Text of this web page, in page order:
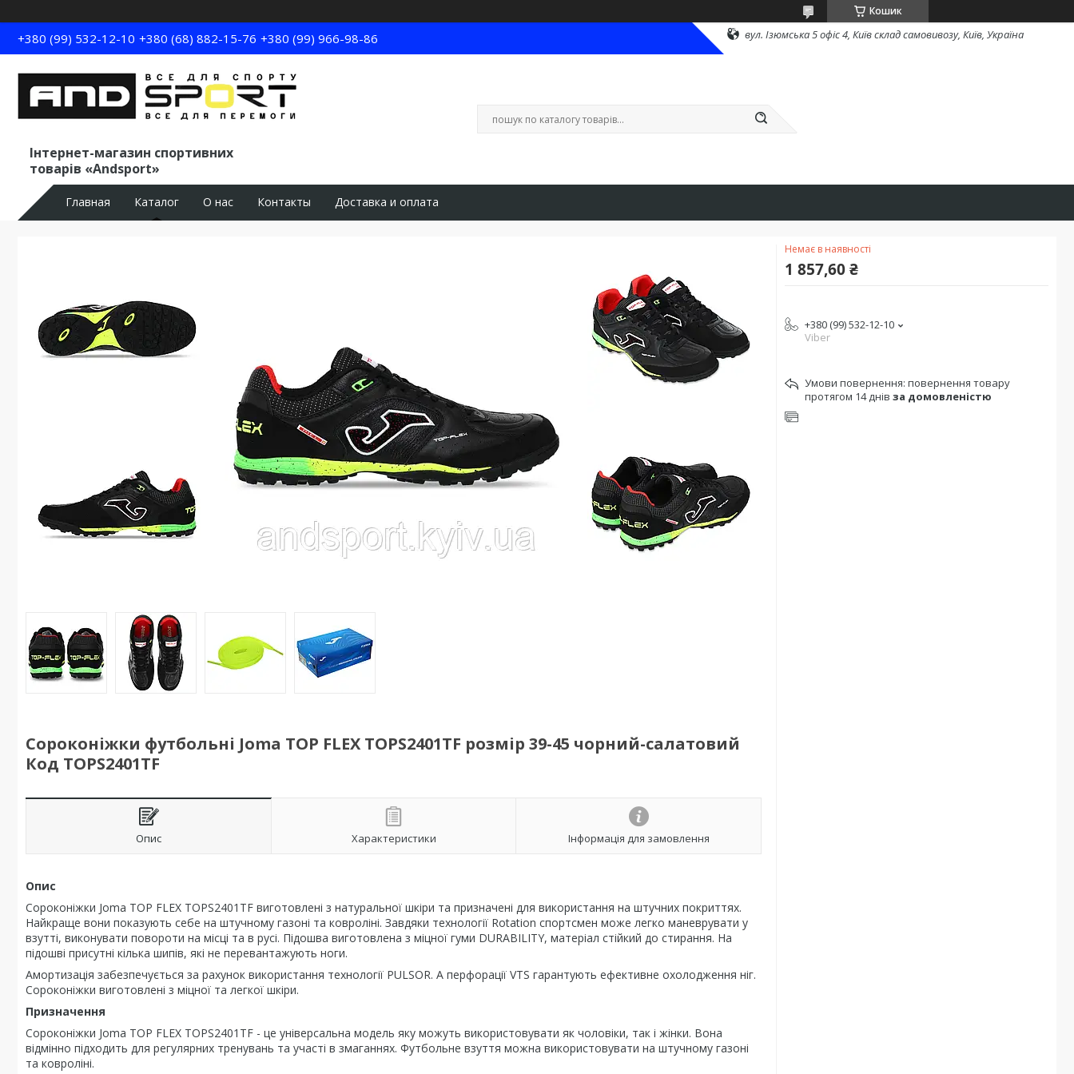
Кошик
+380 (99) 532-12-10 +380 (68) 882-15-76 +380 (99) 966-98-86 вул. Ізюмська 5 офіс 4, Київ склад самовивозу, Київ, Україна
Інтернет-магазин спортивних
товарів «Andsport»
Главная Каталог О нас Контакты Доставка и оплата
Сороконіжки футбольні Joma TOP FLEX TOPS2401TF розмір 39-45 чорний-салатовий
Код TOPS2401TF
Опис Характеристики Інформація для замовлення
Опис
Сороконіжки Joma TOP FLEX TOPS2401TF виготовлені з натуральної шкіри та призначені для використання на штучних покриттях.
Найкраще вони показують себе на штучному газоні та ковроліні. Завдяки технології Rotation спортсмен може легко маневрувати у
взутті, виконувати повороти на місці та в русі. Підошва виготовлена з міцної гуми DURABILITY, матеріал стійкий до стирання. На
підошві присутні кілька шипів, які не перевантажують ноги.
Амортизація забезпечується за рахунок використання технології PULSOR. А перфорації VTS гарантують ефективне охолодження ніг.
Сороконіжки виготовлені з міцної та легкої шкіри.
Призначення
Сороконіжки Joma TOP FLEX TOPS2401TF - це універсальна модель яку можуть використовувати як чоловіки, так і жінки. Вона
відмінно підходить для регулярних тренувань та участі в змаганнях. Футбольне взуття можна використовувати на штучному газоні
та ковроліні.
Немає в наявності
1 857,60 ₴
+380 (99) 532-12-10
Viber
повернення товару
протягом 14 днів за домовленістю